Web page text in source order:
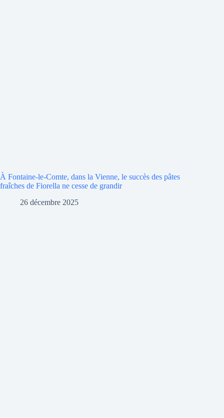
À Fontaine-le-Comte, dans la Vienne, le succès des pâtes
fraîches de Fiorella ne cesse de grandir
26 décembre 2025